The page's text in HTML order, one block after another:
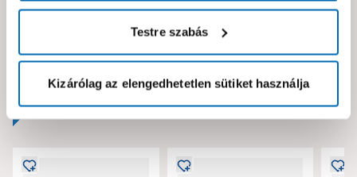
Testre szabás
Kizárólag az elengedhetetlen sütiket használja
Neked ajánljuk!